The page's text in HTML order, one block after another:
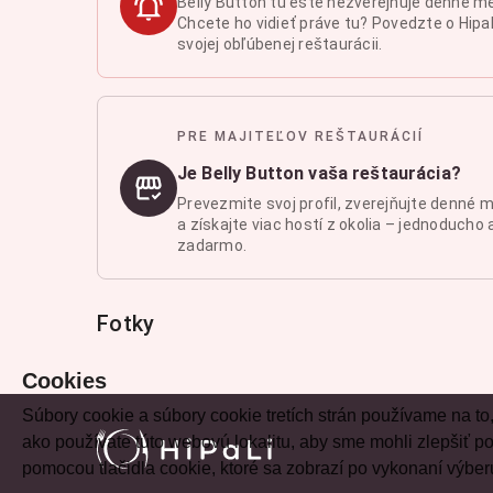
Chcete ho vidieť práve tu? Povedzte o
svojej obľúbenej reštaurácii.
PRE MAJITEĽOV REŠTAURÁCIÍ
Je Belly Button vaša reštaurácia?
Prevezmite svoj profil, zverejňujte denné
a získajte viac hostí z okolia – jednoducho
zadarmo.
Fotky
Cookies
Súbory cookie a súbory cookie tretích strán používame na
ako používate túto webovú lokalitu, aby sme mohli zlepšiť
pomocou tlačidla cookie, ktoré sa zobrazí po vykonaní